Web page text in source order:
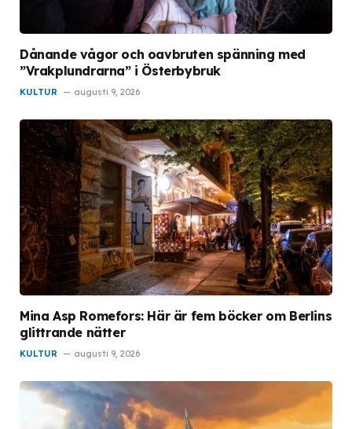
Dånande vågor och oavbruten spänning med
”Vrakplundrarna” i Österbybruk
KULTUR augusti 9, 2026
Mina Asp Romefors: Här är fem böcker om Berlins
glittrande nätter
KULTUR augusti 9, 2026